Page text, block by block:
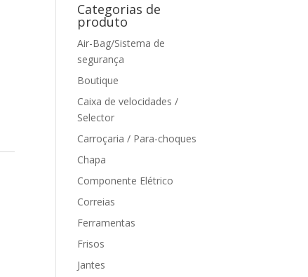
Categorias de
produto
Air-Bag/Sistema de
segurança
Boutique
Caixa de velocidades /
Selector
Carroçaria / Para-choques
Chapa
Componente Elétrico
Correias
Ferramentas
Frisos
Jantes